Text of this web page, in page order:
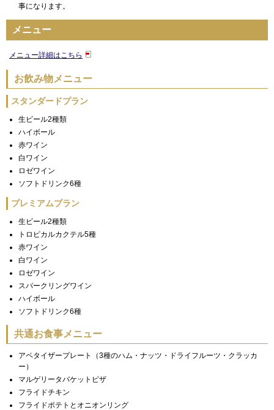
事になります。
メニュー
メニュー詳細はこちら
お飲み物メニュー
スタンダードプラン
生ビール2種類
ハイボール
赤ワイン
白ワイン
ロゼワイン
ソフトドリンク6種
プレミアムプラン
生ビール2種類
トロピカルカクテル5種
赤ワイン
白ワイン
ロゼワイン
スパークリングワイン
ハイボール
ソフトドリンク6種
共通お食事メニュー
アペタイザープレート（3種のハム・ナッツ・ドライフルーツ・クラッカ
ー）
マルゲリータバケットピザ
フライドチキン
フライドポテトとオニオンリング